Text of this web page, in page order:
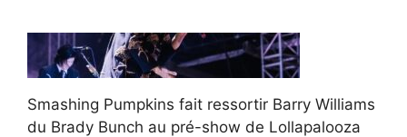
Smashing Pumpkins fait ressortir Barry Williams
du Brady Bunch au pré-show de Lollapalooza